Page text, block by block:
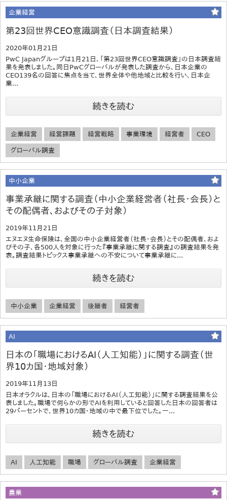
企業経営
第23回世界CEO意識調査（日本調査結果）
2020年01月21日
PwC Japanグループは1月21日、「第23回世界CEO意識調査」の日本調査結
果を発表しました。同日PwCグローバルが発表した調査から、日本企業の
CEO139名の回答に焦点を当て、世界全体や他地域と比較を行い、日本企
業...
続きを読む
企業経営 経営課題 経営戦略 事業環境 経営者 CEO
グローバル調査
中小企業
事業承継に関する調査（中小企業経営者（社長・会長）と
その配偶者、およびその子対象）
2019年11月21日
エヌエヌ生命保険は、全国の中小企業経営者（社長・会長）とその配偶者、およ
びその子、各500人を対象に行った『事業承継に関する調査』の調査結果を発
表。調査結果トピックス事業承継への不安について事業承継に...
続きを読む
中小企業 企業経営 後継者 経営者
AI
日本の「職場におけるAI（人工知能）」に関する調査（世
界10カ国・地域対象）
2019年11月13日
日本オラクルは、日本の「職場におけるAI（人工知能）」に関する調査結果を公
表しました。職場で何らかの形でAIを利用していると回答した日本の回答者は
29パーセントで、世界10カ国・地域の中で最下位でした。一...
続きを読む
AI 人工知能 職場 グローバル調査 企業経営
農業